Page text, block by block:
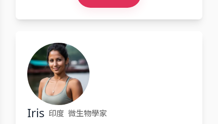
Iris 印度 微生物學家